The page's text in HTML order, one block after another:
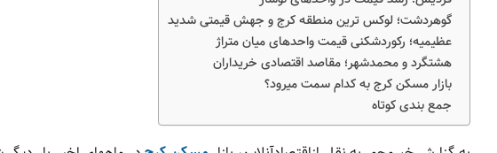
گوهردشت؛ لوکس ترین منطقه کرج و جهش قیمتی شدید
عظیمیه؛ رکوردشکنی قیمت واحدهای میان متراژ
هشتگرد و محمدشهر؛ مقاصد اقتصادی خریداران
بازار مسکن کرج به کدام سمت میرود؟
جمع بندی کوتاه